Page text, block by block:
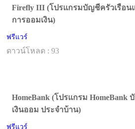
Firefly III (โปรแกรมบัญชีครัวเรือน
การออมเงิน)
ฟรีแวร์
ดาวน์โหลด : 93
HomeBank (โปรแกรม HomeBank
เงินออม ประจำบ้าน)
ฟรีแวร์